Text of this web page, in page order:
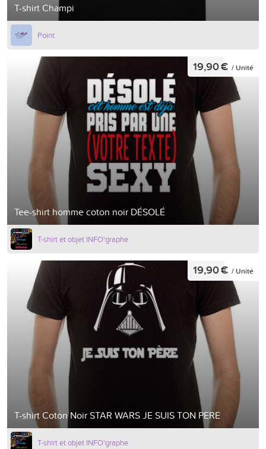
T-shirt Champi
Point
Tee-shirt homme coton noir DÉSOLÉ
19,90 € / Unité
T-shirt et objet INFO'graphe
T-shirt Coton Noir STAR WARS JE SUIS TON PERE
19,90 € / Unité
T-shirt et objet INFO'graphe